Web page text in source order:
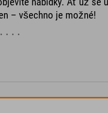
– všechno je možné!